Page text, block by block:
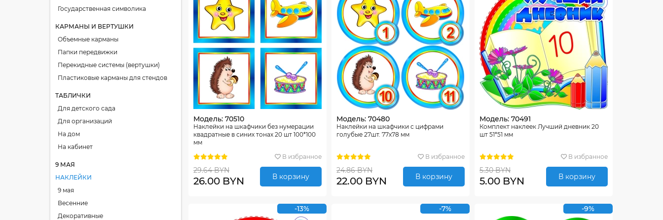
Государственная символика
КАРМАНЫ И ВЕРТУШКИ
Объемные карманы
Папки передвижки
Перекидные системы (вертушки)
Пластиковые карманы для стендов
ТАБЛИЧКИ
Для детского сада
Для организаций
На дом
На кабинет
9 МАЯ
НАКЛЕЙКИ
9 мая
Весенние
Декоративные
Модель: 70510
Наклейки на шкафчики без нумерации
квадратные в синих тонах 20 шт 100*100
мм
В избранное
29.64 BYN
26.00 BYN В корзину
Модель: 70480
Наклейки на шкафчики с цифрами
голубые 27шт. 77х78 мм
В избранное
24.86 BYN
22.00 BYN В корзину
Модель: 70491
Комплект наклеек Лучший дневник 20
шт 51*51 мм
В избранное
5.30 BYN
5.00 BYN В корзину
-13% -7% -9%